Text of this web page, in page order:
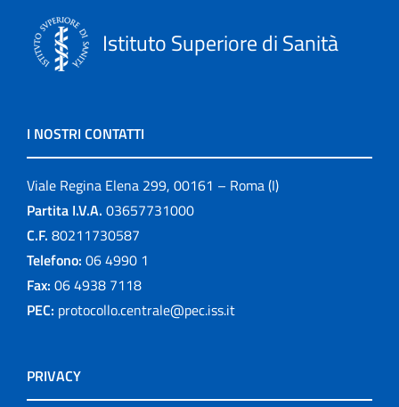
Istituto Superiore di Sanità
I NOSTRI CONTATTI
Viale Regina Elena 299, 00161 – Roma (I)
Partita I.V.A. 03657731000
C.F. 80211730587
Telefono: 06 4990 1
Fax: 06 4938 7118
PEC: protocollo.centrale@pec.iss.it
PRIVACY